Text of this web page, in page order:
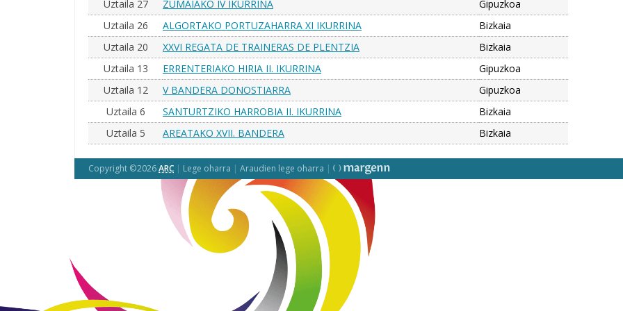
Uztaila 27
ZUMAIAKO IV IKURRINA
Gipuzkoa
Uztaila 26
ALGORTAKO PORTUZAHARRA XI IKURRINA
Bizkaia
Uztaila 20
XXVI REGATA DE TRAINERAS DE PLENTZIA
Bizkaia
Uztaila 13
ERRENTERIAKO HIRIA II. IKURRINA
Gipuzkoa
Uztaila 12
V BANDERA DONOSTIARRA
Gipuzkoa
Uztaila 6
SANTURTZIKO HARROBIA II. IKURRINA
Bizkaia
Uztaila 5
AREATAKO XVII. BANDERA Bizkaia
Copyright ©2026ARC | Lege oharra | Araudien lege oharra |